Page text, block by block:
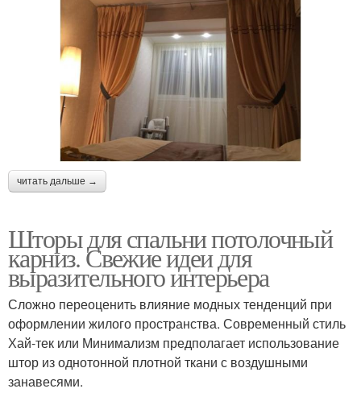
читать дальше →
Шторы для спальни потолочный
карниз. Свежие идеи для
выразительного интерьера
Сложно переоценить влияние модных тенденций при
оформлении жилого пространства. Современный стиль
Хай-тек или Минимализм предполагает использование
штор из однотонной плотной ткани с воздушными
занавесями.